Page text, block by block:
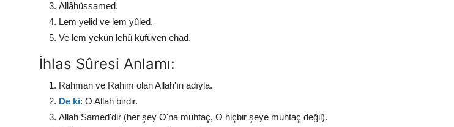
Allâhüssamed.
Lem yelid ve lem yûled.
Ve lem yekün lehû küfüven ehad.
İhlas Sûresi Anlamı:
Rahman ve Rahim olan Allah'ın adıyla.
De ki: O Allah birdir.
Allah Samed'dir (her şey O'na muhtaç, O hiçbir şeye muhtaç değil).